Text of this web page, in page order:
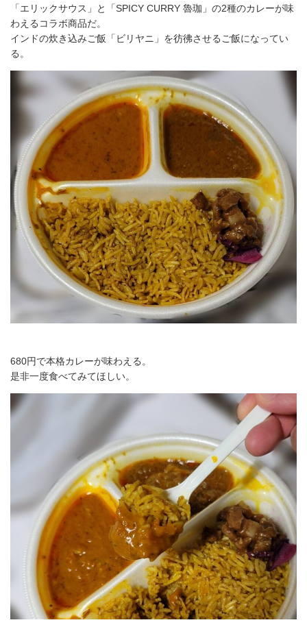
「エリックサウス」と「SPICY CURRY 魯珈」の2種のカレーが味
わえるコラボ商品だ。
インドの炊き込みご飯「ビリヤニ」を彷彿させるご飯になってい
る。
680円で本格カレーが味わえる。
是非一度食べてみてほしい。